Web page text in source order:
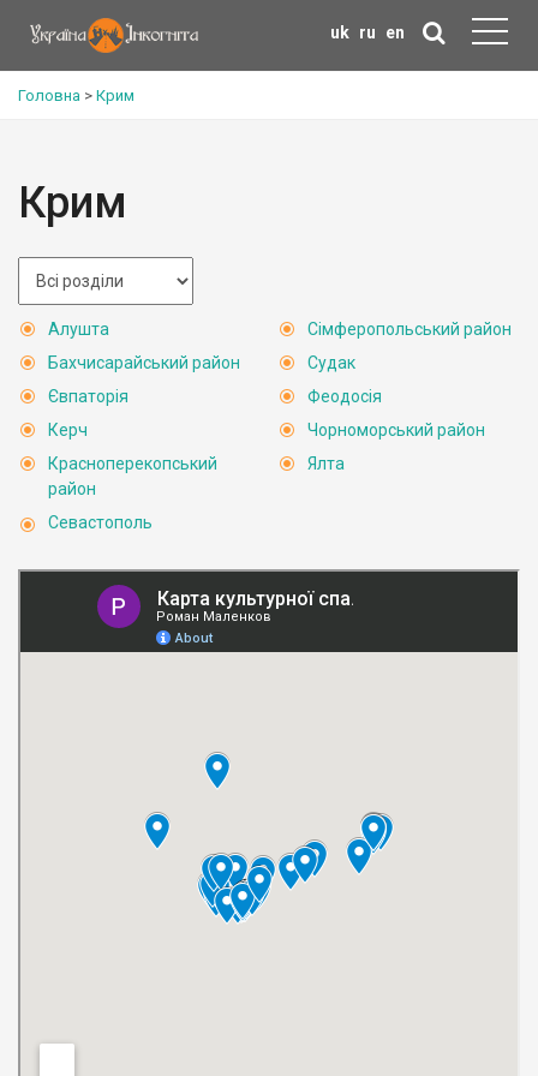
uk ru en
Головна > Крим
Крим
Алушта
Бахчисарайський район
Євпаторія
Керч
Красноперекопський
район
Севастополь
Сімферопольський район
Судак
Феодосія
Чорноморський район
Ялта